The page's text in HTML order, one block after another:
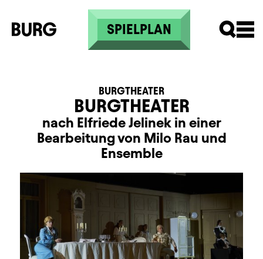
Direkt zum Inhalt
SPIELPLAN
BURGTHEATER
BURGTHEATER
nach Elfriede Jelinek in einer
Bearbeitung von Milo Rau und
Ensemble